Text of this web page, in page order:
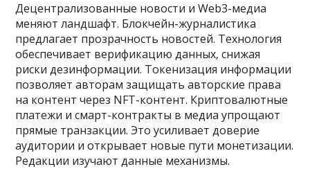
Децентрализованные новости и Web3-медиа
меняют ландшафт. Блокчейн-журналистика
предлагает прозрачность новостей. Технология
обеспечивает верификацию данных‚ снижая
риски дезинформации. Токенизация информации
позволяет авторам защищать авторские права
на контент через NFT-контент. Криптовалютные
платежи и смарт-контракты в медиа упрощают
прямые транзакции. Это усиливает доверие
аудитории и открывает новые пути монетизации.
Редакции изучают данные механизмы.